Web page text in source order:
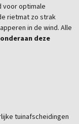
voor optimale
rietmat zo strak
in de wind. Alle
onderaan deze
tuinafscheidingen